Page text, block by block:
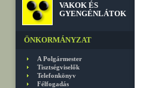
VAKOK ÉS
GYENGÉNLÁTOK
ÖNKORMÁNYZAT
A Polgármester
Tisztségviselők
Telefonkönyv
Félfogadás